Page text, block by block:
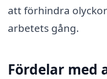
att förhindra
arbetets gång.
Fördelar med